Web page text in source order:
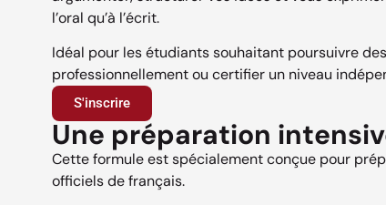
l’oral qu’à l’écrit.
Idéal pour les étudiants souhaitant poursuivre
professionnellement ou certifier un niveau
S'inscrire
Une préparation
Cette formule est spécialement conçue pour
officiels de français.